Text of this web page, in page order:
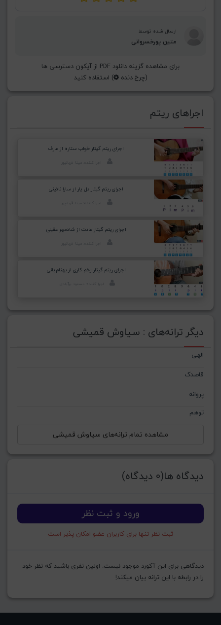
ارسال شده توسط
متین پورخسروانی
برای مشاهده گزینه دانلود PDF از آیکون دسترسی ها
(چرخ دنده ) استفاده کنید
اجراهای ریتم
اجرای ریتم گیتار خواب ستاره از عارف
اجرای ریتم گیتار دل یار از سارا نائینی
اجرای ریتم گیتار عادت از شادمهر عقیلی
اجرای ریتم گیتار زخم کاری از بهنام بانی
دیگر ترانه‌های : سیاوش قمیشی
الهی
قاصدک
پروانه
توهم
مشاهده تمام ترانه‌های سیاوش قمیشی
دیدگاه ها(0 دیدگاه)
ورود و ثبت نظر
ثبت نظر تنها برای کاربران عضو امکان پذیر است
دیدگاهی برای این آکورد موجود نیست. اولین نفری باشید که نظر خود
را در رابطه با این ترانه بیان میکند!